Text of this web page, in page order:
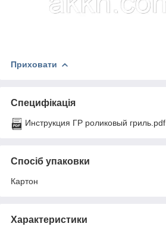
Приховати
Специфікація
Инструкция ГР роликовый гриль.pdf
Спосіб упаковки
Картон
Характеристики